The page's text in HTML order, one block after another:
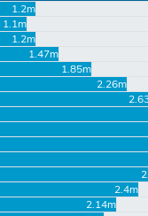
1.2m
1.1m
1.2m
1.47m
1.85m
2.26m
2.4m
2.14m